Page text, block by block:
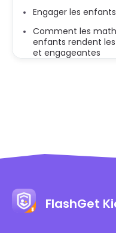
Engager les
Comment les
enfants rendent
et engageantes
FlashGet